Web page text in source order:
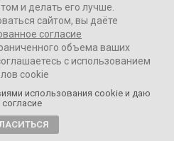
подготовки России к
ядерного
назвал спонсорами и
президента США и
и делать его лучше.
сайтом, вы даёте
согласие
объема ваших
с использованием
cookie
использования cookie и даю
согласие